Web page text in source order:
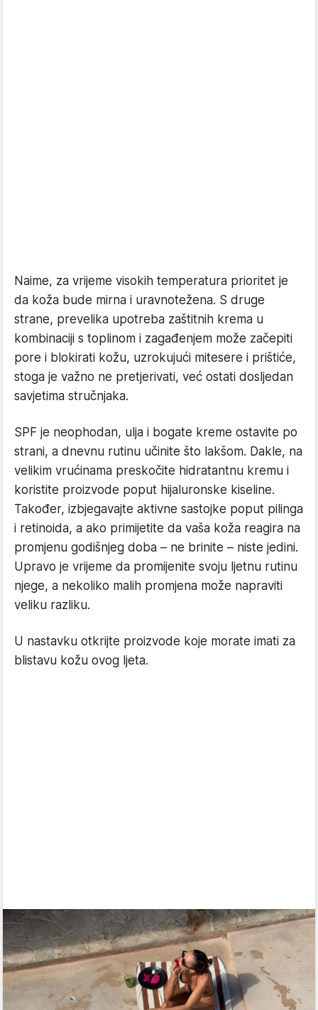
Naime, za vrijeme visokih temperatura prioritet je
da koža bude mirna i uravnotežena. S druge
strane, prevelika upotreba zaštitnih krema u
kombinaciji s toplinom i zagađenjem može začepiti
pore i blokirati kožu, uzrokujući mitesere i prištiće,
stoga je važno ne pretjerivati, već ostati dosljedan
savjetima stručnjaka.
SPF je neophodan, ulja i bogate kreme ostavite po
strani, a dnevnu rutinu učinite što lakšom. Dakle, na
velikim vrućinama preskočite hidratantnu kremu i
koristite proizvode poput hijaluronske kiseline.
Također, izbjegavajte aktivne sastojke poput pilinga
i retinoida, a ako primijetite da vaša koža reagira na
promjenu godišnjeg doba – ne brinite – niste jedini.
Upravo je vrijeme da promijenite svoju ljetnu rutinu
njege, a nekoliko malih promjena može napraviti
veliku razliku.
U nastavku otkrijte proizvode koje morate imati za
blistavu kožu ovog ljeta.